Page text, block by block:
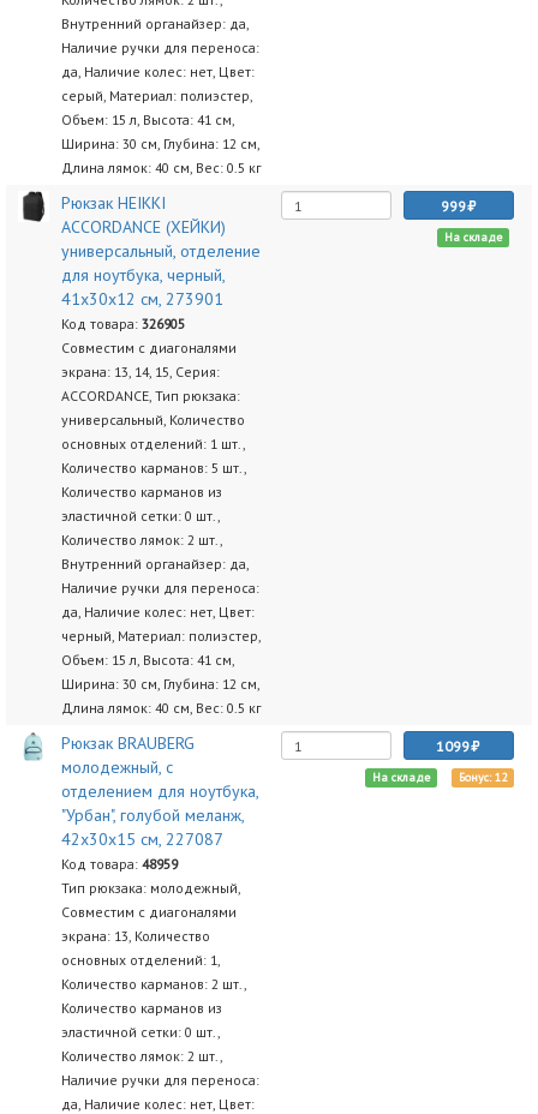
Внутренний органайзер: да,
Наличие ручки для переноса:
да, Наличие колес: нет, Цвет:
серый, Материал: полиэстер,
Объем: 15 л, Высота: 41 см,
Ширина: 30 см, Глубина: 12 см,
Длина лямок: 40 см, Вес: 0.5 кг
Рюкзак HEIKKI
ACCORDANCE (ХЕЙКИ)
универсальный, отделение
для ноутбука, черный,
41х30x12 см, 273901
Код товара: 326905
Совместим с диагоналями
экрана: 13, 14, 15, Серия:
ACCORDANCE, Тип рюкзака:
универсальный, Количество
основных отделений: 1 шт.,
Количество карманов: 5 шт.,
Количество карманов из
эластичной сетки: 0 шт.,
Количество лямок: 2 шт.,
Внутренний органайзер: да,
Наличие ручки для переноса:
да, Наличие колес: нет, Цвет:
черный, Материал: полиэстер,
Объем: 15 л, Высота: 41 см,
Ширина: 30 см, Глубина: 12 см,
Длина лямок: 40 см, Вес: 0.5 кг
999
На складе
Рюкзак BRAUBERG
молодежный, с
отделением для ноутбука,
"Урбан", голубой меланж,
42х30х15 см, 227087
Код товара: 48959
Тип рюкзака: молодежный,
Совместим с диагоналями
экрана: 13, Количество
основных отделений: 1,
Количество карманов: 2 шт.,
Количество карманов из
эластичной сетки: 0 шт.,
Количество лямок: 2 шт.,
Наличие ручки для переноса:
да, Наличие колес: нет, Цвет:
1099
На складе Бонус: 12